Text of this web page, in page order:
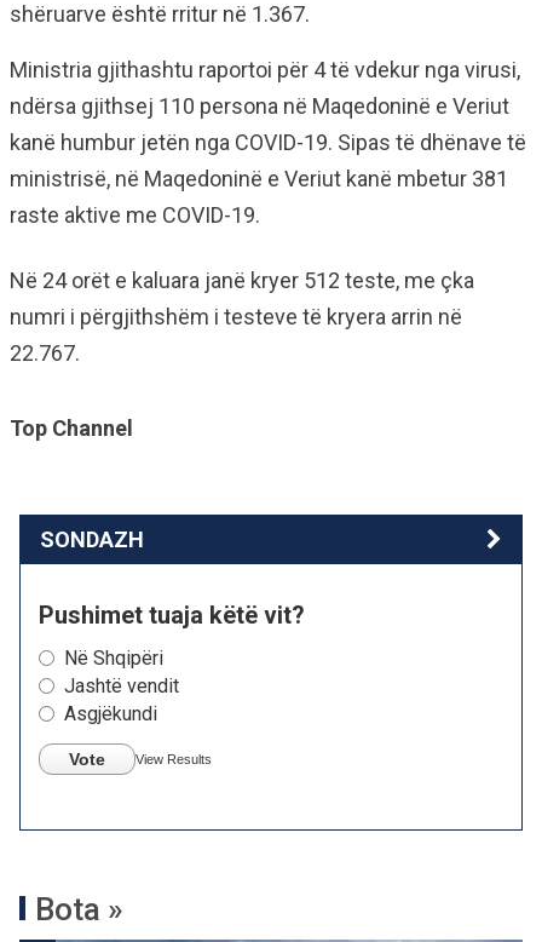
shëruarve është rritur në 1.367.
Ministria gjithashtu raportoi për 4 të vdekur nga virusi,
ndërsa gjithsej 110 persona në Maqedoninë e Veriut
kanë humbur jetën nga COVID-19. Sipas të dhënave të
ministrisë, në Maqedoninë e Veriut kanë mbetur 381
raste aktive me COVID-19.
Në 24 orët e kaluara janë kryer 512 teste, me çka
numri i përgjithshëm i testeve të kryera arrin në
22.767.
Top Channel
SONDAZH
Pushimet tuaja këtë vit?
Në Shqipëri
Jashtë vendit
Asgjëkundi
Vote View Results
Bota »